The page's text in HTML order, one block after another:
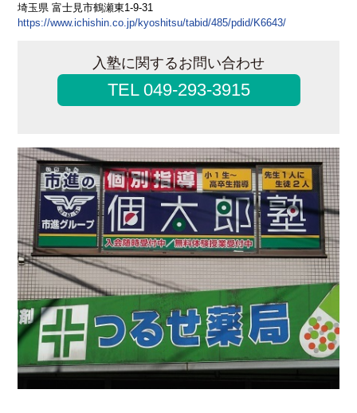
埼玉県 富士見市鶴瀬東1-9-31
https://www.ichishin.co.jp/kyoshitsu/tabid/485/pdid/K6643/
入塾に関するお問い合わせ
TEL 049-293-3915